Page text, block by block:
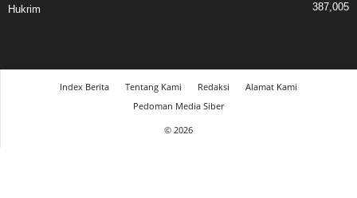
Hukrim 387,005
Index Berita Tentang Kami Redaksi
Alamat Kami
Pedoman Media Siber
© 2026